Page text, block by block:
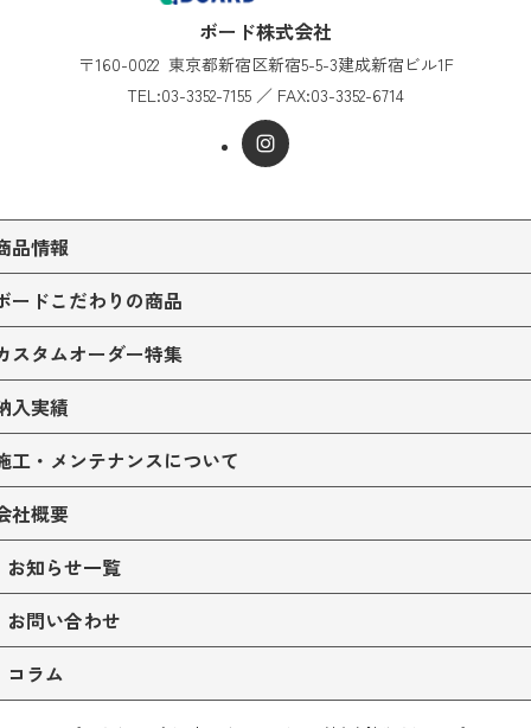
ボード株式会社
〒160-0022 東京都新宿区新宿5-5-3建成新宿ビル1F
TEL:03-3352-7155 ／ FAX:03-3352-6714
品情報
ードこだわりの商品
スタムオーダー特集
入実績
工・メンテナンスについて
社概要
お知らせ一覧
お問い合わせ
コラム